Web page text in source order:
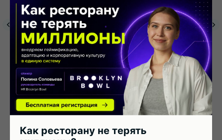
победе: 8
ошибок,
которых
следует
избегать при
адаптации
сотрудников
розничной
+7
ПЛАТФОРМА КОМПАНИЯ
Курсы для обучения
Тарифы
Отзывы
FAQ
Функционал
Решения в области
Мероприятия
Блог
История
Другие услуги
Вакансии
Отзывы СМИ
Свяжитесь с нами
Как ресторану не терять